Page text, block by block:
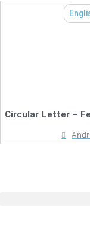
Circular Letter –